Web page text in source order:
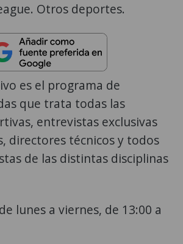
Otros deportes.
es el programa de
que trata todas las
entrevistas exclusivas
directores técnicos y todos
de las distintas disciplinas
lunes a viernes, de 13:00 a